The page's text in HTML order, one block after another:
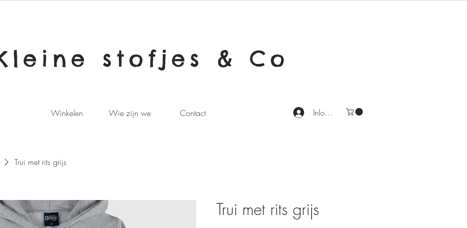
stofjes & Co
Winkelen Wie zijn we Contact Inloggen
Trui met rits grijs
Trui met rits grijs